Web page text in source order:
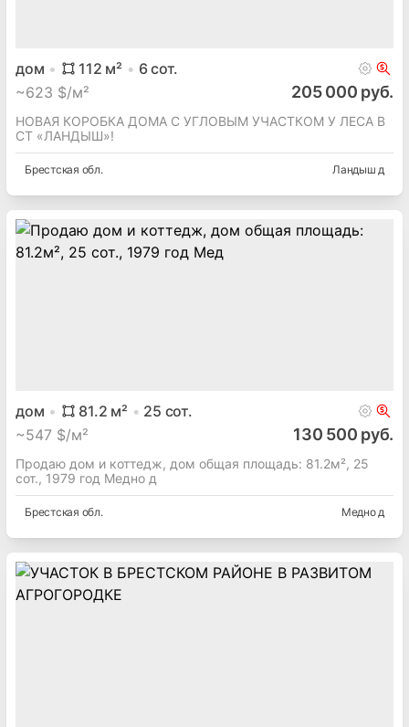
дом 112 м² 6сот.
~623 $/м² 205 000 руб.
НОВАЯ КОРОБКА ДОМА С УГЛОВЫМ УЧАСТКОМ У ЛЕСА В
СТ «ЛАНДЫШ»!
Брестская обл. Ландыш д
дом 81.2 м² 25 сот.
~547 $/м² 130 500 руб.
Продаю дом и коттедж, дом общая площадь: 81.2м², 25
сот., 1979 год Медно д
Брестская обл. Медно д